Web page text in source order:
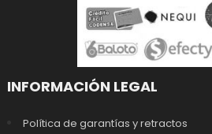
INFORMACIÓN LEGAL
Política de garantías y retractos